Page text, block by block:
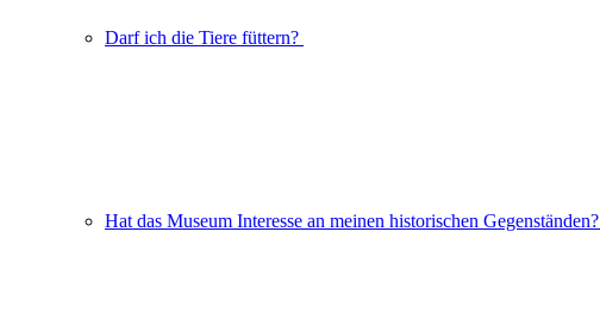
Darf ich die Tiere füttern?
Hat das Museum Interesse an meinen historischen Gegenständen?